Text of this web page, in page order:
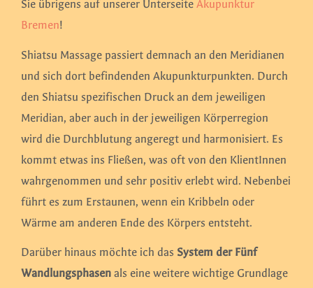
Sie übrigens auf unserer Unterseite Akupunktur
Bremen!
Shiatsu Massage passiert demnach an den Meridianen
und sich dort befindenden Akupunkturpunkten. Durch
den Shiatsu spezifischen Druck an dem jeweiligen
Meridian, aber auch in der jeweiligen Körperregion
wird die Durchblutung angeregt und harmonisiert. Es
kommt etwas ins Fließen, was oft von den KlientInnen
wahrgenommen und sehr positiv erlebt wird. Nebenbei
führt es zum Erstaunen, wenn ein Kribbeln oder
Wärme am anderen Ende des Körpers entsteht.
Darüber hinaus möchte ich das System der Fünf
Wandlungsphasen als eine weitere wichtige Grundlage